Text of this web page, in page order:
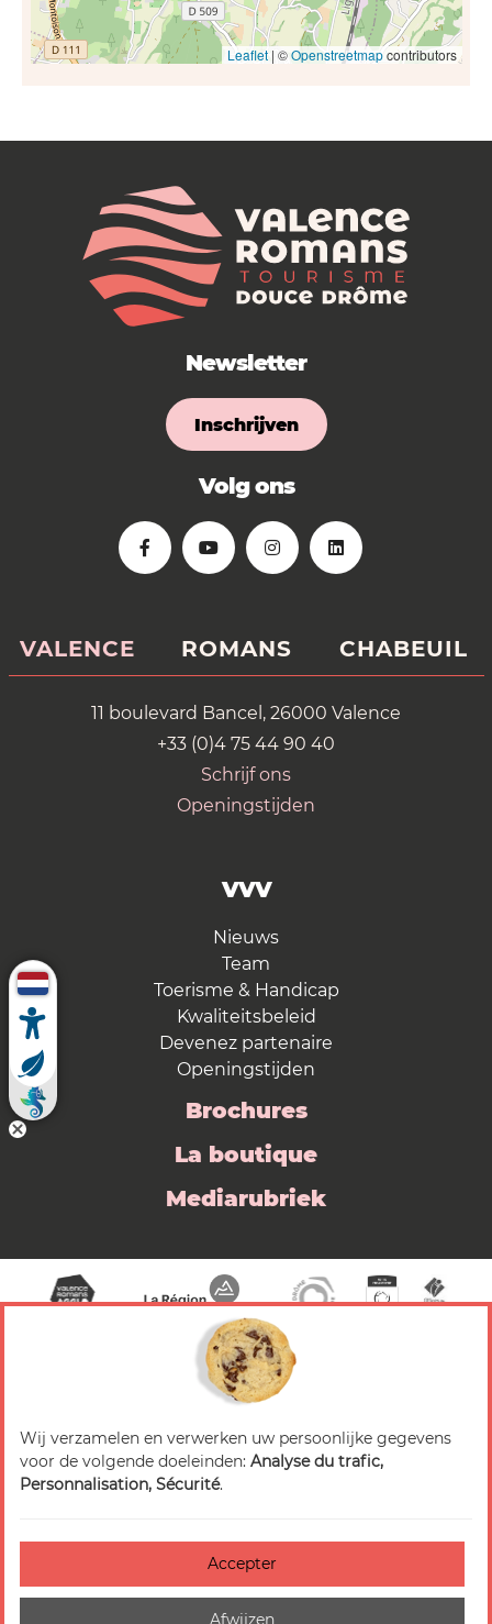
Leaflet| ©Openstreetmapcontributors
Newsletter
Inschrijven
Volg ons
VALENCE ROMANS CHABEUIL
11 boulevard Bancel, 26000 Valence
+33 (0)4 75 44 90 40
Schrijf ons
Openingstijden
VVV
Nieuws
Team
Toerisme & Handicap
Kwaliteitsbeleid
Devenez partenaire
Openingstijden
Brochures
La boutique
Mediarubriek
© 2026 Valence Romans Tourisme — Alle rechten
voorbehouden
Titels
Accessibilité : non-conforme
Wij verzamelen en verwerken uw persoonlijke gegevens
voor de volgende doeleinden: Analyse du trafic,
Personnalisation, Sécurité.
Accepter
Afwijzen